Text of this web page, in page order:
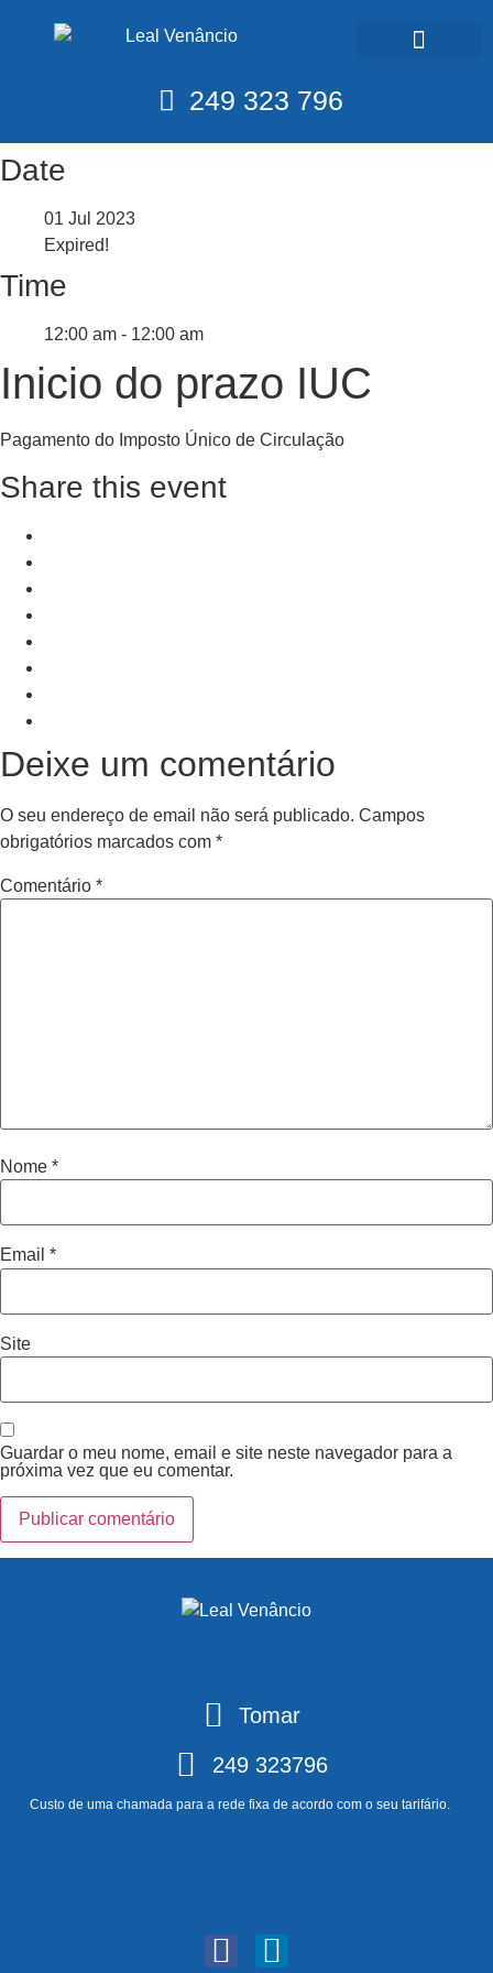
249 323 796
Date
01 Jul 2023
Expired!
Time
12:00 am - 12:00 am
Inicio do prazo IUC
Pagamento do Imposto Único de Circulação
Share this event
Deixe um comentário
O seu endereço de email não será publicado. Campos
obrigatórios marcados com *
Comentário *
Nome *
Email *
Site
Guardar o meu nome, email e site neste navegador para a
próxima vez que eu comentar.
Tomar
249 323796
Custo de uma chamada para a rede fixa de acordo com o seu tarifário.